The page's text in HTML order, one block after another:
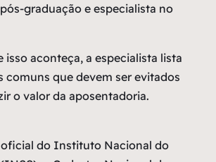
graduação e especialista no
isso aconteça, a especialista lista
comuns que devem ser evitados
o valor da aposentadoria.
do Instituto Nacional do